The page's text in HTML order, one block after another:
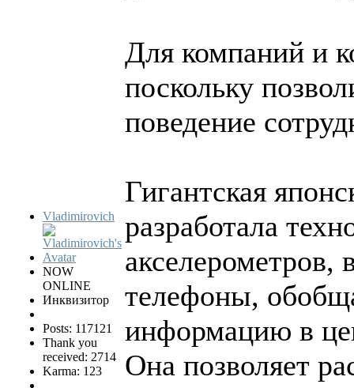
Vladimirovich
NOW
ONLINE
Инквизитор
Posts: 117121
Thank you
received: 2714
Karma: 123
Для компаний и
поскольку
поведение
Гигантская
разработала
телефоны,
информацию в
Она позволяет